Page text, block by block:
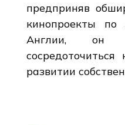
предприняв
кинопроекты
Англии, он
развитии